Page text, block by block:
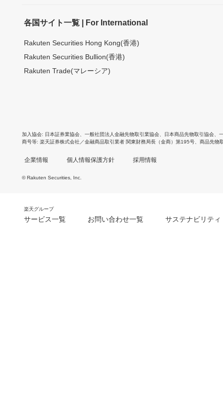
各国サイト一覧 | For International
Rakuten Securities Hong Kong(香港)
Rakuten Securities Bullion(香港)
Rakuten Trade(マレーシア)
加入協会 日本証券業協会 一般社団法人金融先物取引業協会 日本商品先物取引協会
商号等 楽天証券株式会社／金融商品取引業者 関東財務局長（金商）第195号、商品先物
企業情報 個人情報保護方針 採用情報
© Rakuten Securities, Inc.
楽天グループ
サービス一覧 お問い合わせ一覧 サステナビリティ